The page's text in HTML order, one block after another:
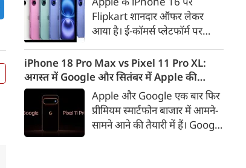
लगातार कयासबाजी का दौर जारी है।
Flipkart शानदार ऑफर लेकर
आया है। ई-कॉमर्स प्लेटफॉर्म पर
कीमत सीधे डिस्काउंट के बाद
67,900 रुपए हो गई है। वहीं, अगर
ग्राहक एक्सचेंज ऑफर और चुनिंदा
बैंक कार्ड के डिस्काउंट का फायदा
उठाते हैं, तो इस फोन को प्रभावी तौर
पर सिर्फ 40,612 रुप में खरीदा जा
iPhone 18 Pro Max vs Pixel 11 Pro XL:
अगस्त में Google और सितंबर में Apple की
टक्कर, जानें कौन होगा सबसे दमदार?
Apple और Google एक बार फिर
प्रीमियम स्मार्टफोन बाजार में आमने-
सामने आने की तैयारी में हैं। Google